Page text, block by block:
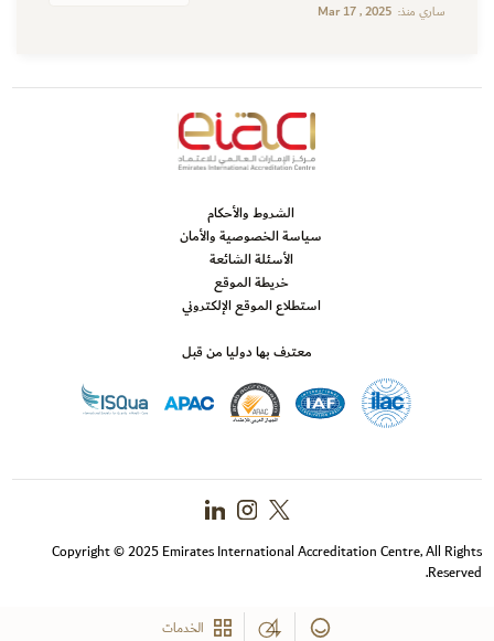
ساري منذ: Mar 17 , 2025
الشروط والأحكام
سياسة الخصوصية والأمان
الأسئلة الشائعة
خريطة الموقع
استطلاع الموقع الإلكتروني
معترف بها دوليا من قبل
Copyright © 2025 Emirates International Accreditation Centre, All Rights
Reserved.
الخدمات